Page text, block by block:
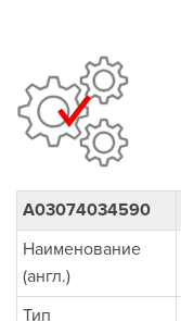
A03074034590
Наименование
(англ.)
Тип